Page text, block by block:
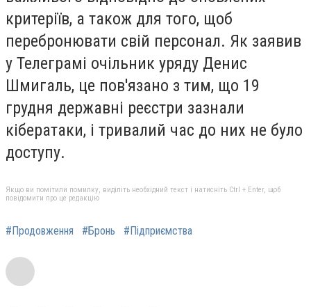
критеріїв, а також для того, щоб
перебронювати свій персонал. Як заявив
у Телеграмі очільник уряду Денис
Шмигаль, це пов'язано з тим, що 19
грудня державні реєстри зазнали
кібератаки, і тривалий час до них не було
доступу.
Якщо ви помітили помилку, виділіть необхідний текст і натисніть Ctrl + Enter, щоб
повідомити про це редакцію
#Продовження #Бронь #Підприємства